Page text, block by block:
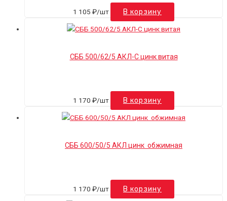
1 105 ₽/шт В корзину
СББ 500/62/5 АКЛ-С цинк витая
1 170 ₽/шт В корзину
СББ 600/50/5 АКЛ цинк обжимная
1 170 ₽/шт В корзину